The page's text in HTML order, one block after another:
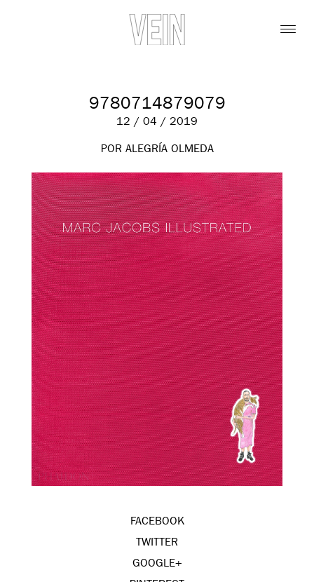
9780714879079
12 / 04 / 2019
POR ALEGRÍA OLMEDA
FACEBOOK
TWITTER
GOOGLE+